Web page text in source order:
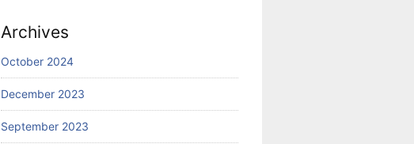
Archives
October 2024
December 2023
September 2023